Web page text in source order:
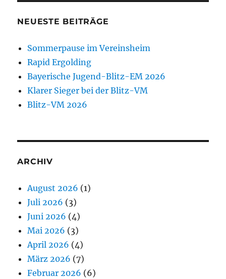
NEUESTE BEITRÄGE
Sommerpause im Vereinsheim
Rapid Ergolding
Bayerische Jugend-Blitz-EM 2026
Klarer Sieger bei der Blitz-VM
Blitz-VM 2026
ARCHIV
August 2026 (1)
Juli 2026 (3)
Juni 2026 (4)
Mai 2026 (3)
April 2026 (4)
März 2026 (7)
Februar 2026 (6)